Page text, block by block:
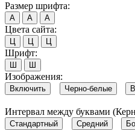
Размер шрифта:
А А А
Цвета сайта:
Ц Ц Ц
Шрифт:
Ш Ш
Изображения:
Включить Черно-белые
Интервал между буквами
Стандартный Средний